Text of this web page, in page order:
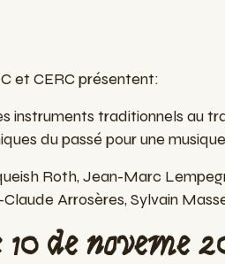
et CERC présentent:
instruments traditionnels au
du passé pour une musique
Roth, Jean-Marc
Arrosères, Sylvain
de noveme